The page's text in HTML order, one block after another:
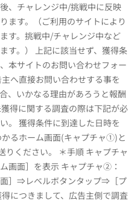
、チャレンジ中/挑戦中に反映
ます。（ご利用のサイトにより
す。挑戦中/チャレンジ中など
す。） 上記に該当せず、獲得条
本サイトのお問い合わせフォー
へ直接お問い合わせする事を
、いかなる理由があろうと報酬
得に関する調査の際は下記が必
。 獲得条件に到達した日時を
るホーム画面(キャプチャ①)と
ください。 ＊手順 キャプチャ
画面］を表示 キャプチャ②：
］⇒レベルボタンタップ⇒［プ
につきまして、広告主側で調査